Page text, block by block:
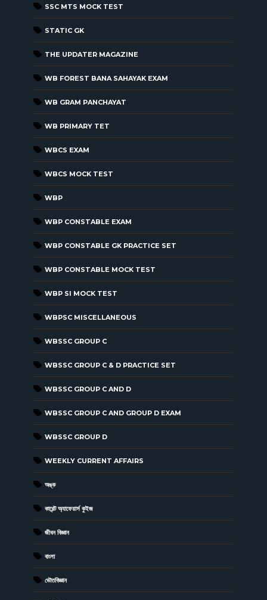
SSC MTS MOCK TEST
STATIC GK
THE UPDATER MAGAZINE
WB FOREST BANA SAHAYAK EXAM
WB GRAM PANCHAYAT
WB PRIMARY TET
WBCS EXAM
WBCS MOCK TEST
WBP
WBP CONSTABLE EXAM
WBP CONSTABLE GK PRACTICE SET
WBP CONSTABLE MOCK TEST
WBP SI MOCK TEST
WBPSC MISCELLANEOUS
WBSSC GROUP C
WBSSC GROUP C & D PRACTICE SET
WBSSC GROUP C AND D
WBSSC GROUP C AND GROUP D EXAM
WBSSC GROUP D
WEEKLY CURRENT AFFAIRS
অঙ্ক
কারেন্ট অ্যাফেয়ার্স কুইজ
জীবন বিজ্ঞান
বাংলা
ভৌতবিজ্ঞান